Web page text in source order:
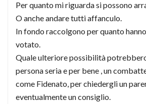
Per quanto mi riguarda si possono
O anche andare tutti affanculo.
In fondo raccolgono per quanto
votato.
Quale ulteriore possibilità
persona seria e per bene , un
come Fidenato, per chiedergli un
eventualmente un consiglio.